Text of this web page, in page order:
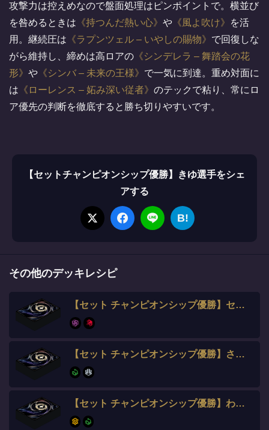
攻撃力は控えめなので盤面処理はピンポイントで。横並び
を咎めるときは
持つんだ熱い心 や 風よ吹け
を活
用。継続圧は
ラプンツェル – いやしの賜物
で回復しな
がら維持し、締めは高ロアの
シンデレラ – 舞踏会の花
形
や シンバ – 未来の王様
で一気に到達。重め対面に
は
ローレンス – 妬み深い従者
のテックで粘り、常にロ
ア優先の判断を徹底すると勝ち切りやすいです。
【セットチャンピオンシップ優勝】きゆ選手をシェ
アする
B!
その他のデッキレシピ
【セット チャンピオンシップ優勝】セイ選手
【セット チャンピオンシップ優勝】さいか選手
【セット チャンピオンシップ優勝】わいけー選手